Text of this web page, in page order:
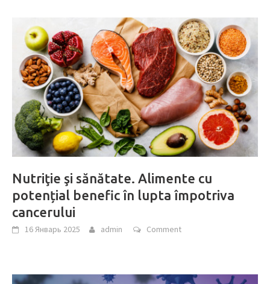
Nutriţie şi sănătate. Alimente cu
potențial benefic în lupta împotriva
cancerului
16 Январь 2025 admin Comment